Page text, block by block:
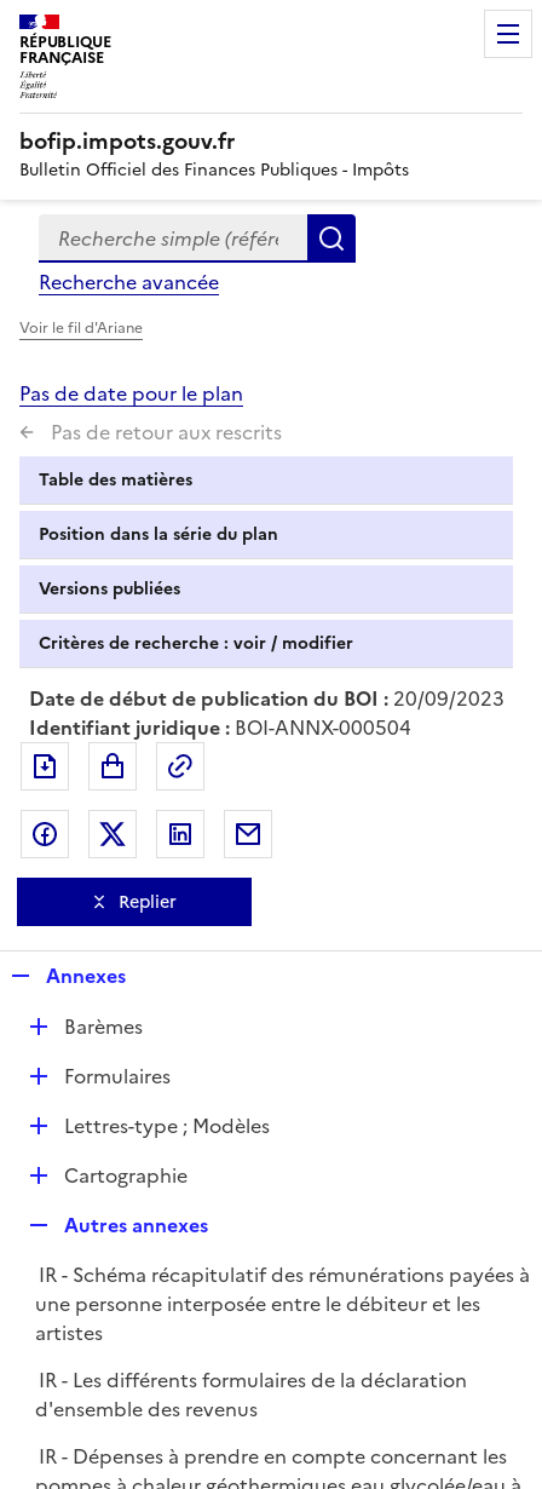
RÉPUBLIQUE
FRANÇAISE
bofip.impots.gouv.fr
Bulletin Officiel des Finances Publiques - Impôts
Formulaire
de
recherche
Recherche simple (références, mots clés, partie du
Recherche avancée
Voir le fil d'Ariane
Pas de date pour le plan
Pas de retour aux rescrits
Table des matières
Position dans la série du plan
Versions publiées
Critères de recherche : voir / modifier
Date de début de publication du BOI : 20/09/2023
Identifiant juridique : BOI-ANNX-000504
Exporter le document au format pdf
Partager sur Facebook
Partager sur Twitter
Partager sur LinkedIn
Replier
p
l
i
e
Annexes
DBarèmes
DFormulaires
D
e
r
Lettres-type ; Modèles
D
p
l
i
e
r
Cartographie
p
l
i
e
Autres annexes
IR - Schéma récapitulatif des rémunérations payées à
une personne interposée entre le débiteur et les
artistes
IR - Les différents formulaires de la déclaration
d'ensemble des revenus
IR - Dépenses à prendre en compte concernant les